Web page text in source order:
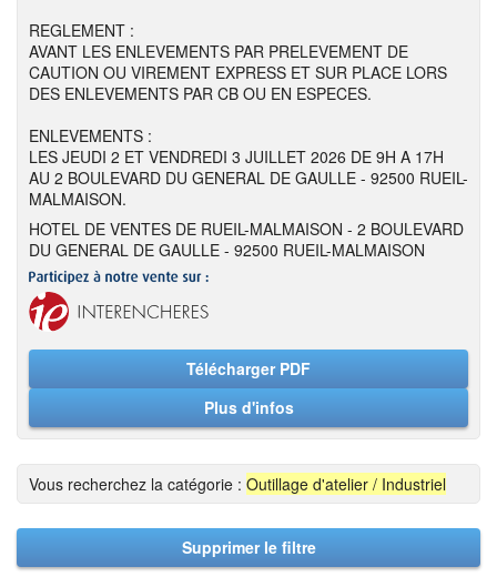
REGLEMENT :
AVANT LES ENLEVEMENTS PAR PRELEVEMENT DE
CAUTION OU VIREMENT EXPRESS ET SUR PLACE LORS
DES ENLEVEMENTS PAR CB OU EN ESPECES.
ENLEVEMENTS :
LES JEUDI 2 ET VENDREDI 3 JUILLET 2026 DE 9H A 17H
AU 2 BOULEVARD DU GENERAL DE GAULLE - 92500 RUEIL-
MALMAISON.
HOTEL DE VENTES DE RUEIL-MALMAISON - 2 BOULEVARD
DU GENERAL DE GAULLE - 92500 RUEIL-MALMAISON
Télécharger PDF
Plus d'infos
Vous recherchez la catégorie : Outillage d'atelier / Industriel
Supprimer le filtre